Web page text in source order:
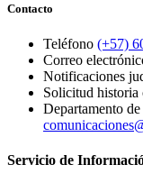
Contacto
Teléfono (+57)
Correo
Notificaciones
Solicitud historia
Departamento
Servicio de